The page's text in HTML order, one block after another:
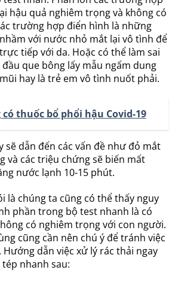
hậu quả nghiêm trọng và không có
trường hợp điển hình là những
với nước nhỏ mắt lại vô tình để
tiếp với da. Hoặc có thể làm sai
que bông lấy mẫu ngấm dung
hay là trẻ em vô tình nuốt phải.
có thuốc bổ phổi hậu Covid-19
sẽ dẫn đến các vấn đề như đỏ mắt
và các triệu chứng sẽ biến mất
nước lạnh 10-15 phút.
là chúng ta cũng có thể thấy nguy
phần trong bộ test nhanh là có
có nghiêm trọng với con người.
cũng cần nên chú ý để tránh việc
dẫn việc xử lý rác thải ngay
nhanh sau: